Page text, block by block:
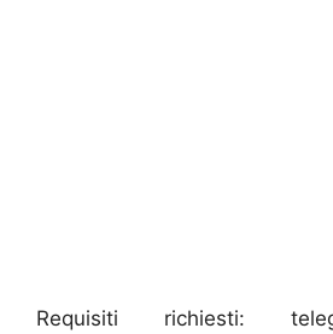
Requisiti richiesti: